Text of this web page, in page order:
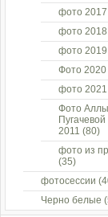
фото 2017
фото 2018
фото 2019
Фото 2020
фото 2021
Фото Аллы
2011 (80)
фото из
(35)
фотосессии
Черно белые